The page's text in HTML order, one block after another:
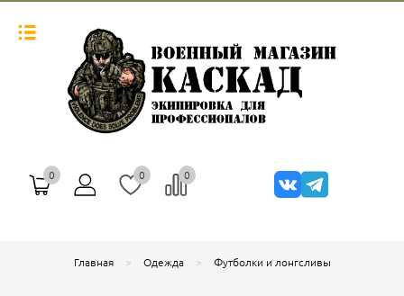
0 0 0
Главная Одежда Футболки и лонгсливы